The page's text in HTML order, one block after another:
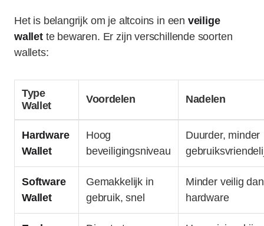
Het is belangrijk om je altcoins in een veilige
wallette bewaren. Er zijn verschillende soorten
wallets:
Type
Wallet
Voordelen Nadelen
Hardware
Wallet
Hoog
beveiligingsniveau
Duurder, minder
Software
Wallet
Gemakkelijk in
gebruik, snel
Minder veilig dan
hardware